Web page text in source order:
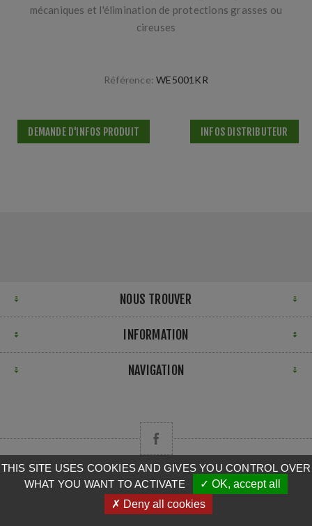
mécaniques et l'élimination de protections grasses ou
cireuses
Référence: WE5001KR
DEMANDE D'INFOS PRODUIT INFOS DISTRIBUTEUR
NOUS TROUVER
INFORMATION
NAVIGATION
Copyright © 2026 CAMPA. Tous droits réservés.
Powered by nopCommerce
THIS SITE USES COOKIES AND GIVES YOU CONTROL OVER
WHAT YOU WANT TO ACTIVATE
✓ OK, accept all
✗ Deny all cookies